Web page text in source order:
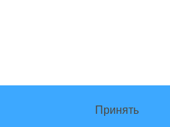
в студии Восхождение
Принять